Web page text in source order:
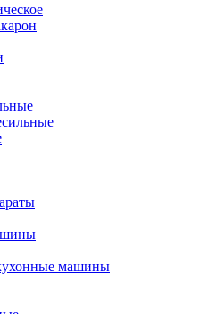
машины